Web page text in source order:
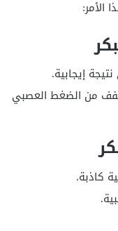
الأمر:
إيجابية.
من الضغط العصبي
كاذبة.